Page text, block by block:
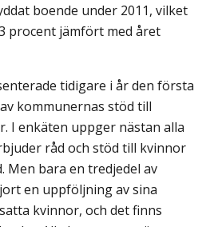
boende under 2011, vilket
procent jämfört med året
tidigare i år den första
kommunernas stöd till
I enkäten uppger nästan alla
råd och stöd till kvinnor
Men bara en tredjedel av
en uppföljning av sina
kvinnor, och det finns